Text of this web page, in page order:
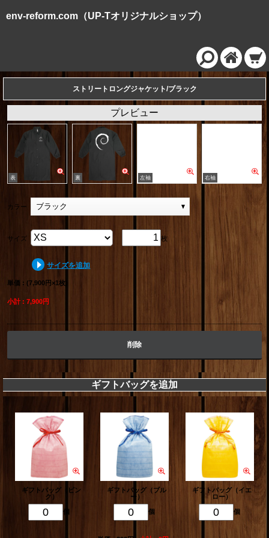
env-reform.com（UP-Tオリジナルショップ）
ストリートロングジャケット/ブラック
プレビュー
カラー ブラック
枚
サイズ
サイズを追加
単価 : (7,900円×1枚)
小計 : 7,900円
削除
ギフトバッグを追加
ギフトバッグ（ピン
ク）
個
ギフトバッグ（ブル
ー）
個
ギフトバッグ（イエ
ロー）
個